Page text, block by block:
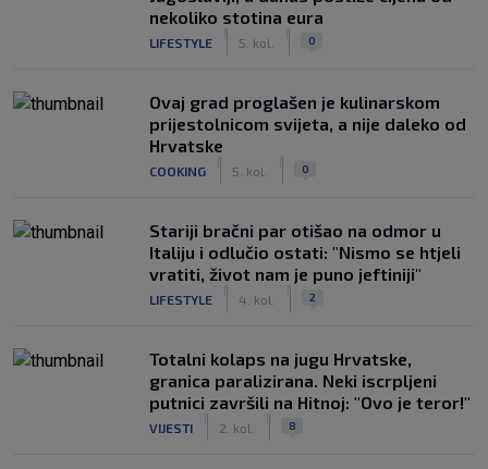
nekoliko stotina eura
LIFESTYLE 5. kol. 0
Ovaj grad proglašen je kulinarskom
prijestolnicom svijeta, a nije daleko od
Hrvatske
COOKING 5. kol. 0
Stariji bračni par otišao na odmor u
Italiju i odlučio ostati: "Nismo se htjeli
vratiti, život nam je puno jeftiniji"
LIFESTYLE 4. kol. 2
Totalni kolaps na jugu Hrvatske,
granica paralizirana. Neki iscrpljeni
putnici završili na Hitnoj: "Ovo je teror!"
VIJESTI 2. kol. 8